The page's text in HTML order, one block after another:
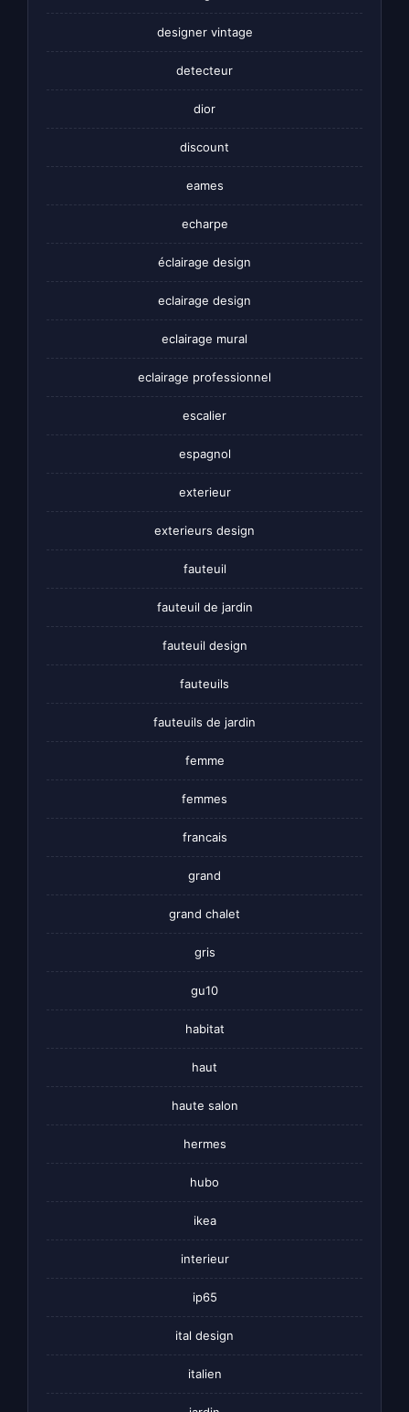
designer vintage
detecteur
dior
discount
eames
echarpe
éclairage design
eclairage design
eclairage mural
eclairage professionnel
escalier
espagnol
exterieur
exterieurs design
fauteuil
fauteuil de jardin
fauteuil design
fauteuils
fauteuils de jardin
femme
femmes
francais
grand
grand chalet
gris
gu10
habitat
haut
haute salon
hermes
hubo
ikea
interieur
ip65
ital design
italien